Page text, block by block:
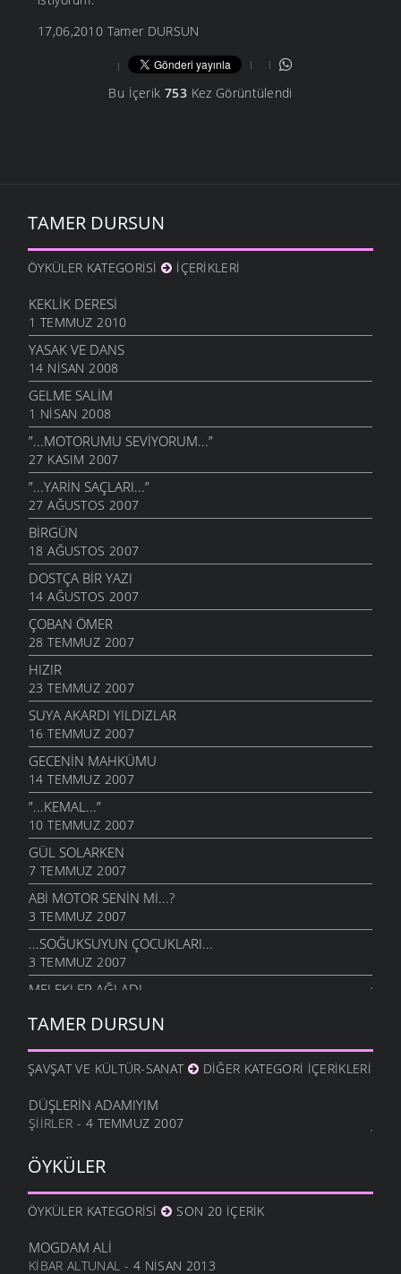
17,06,2010 Tamer DURSUN
Bu İçerik 753Kez Görüntülendi
TAMER DURSUN
ÖYKÜLER KATEGORISI İÇERIKLERI
KEKLIK DERESI
1 TEMMUZ 2010
YASAK VE DANS
14 NISAN 2008
GELME SALIM
1 NISAN 2008
”...MOTORUMU SEVIYORUM...”
27 KASIM 2007
”...YARIN SAÇLARI...”
27 AĞUSTOS 2007
BIRGÜN
18 AĞUSTOS 2007
DOSTÇA BIR YAZI
14 AĞUSTOS 2007
ÇOBAN ÖMER
28 TEMMUZ 2007
HIZIR
23 TEMMUZ 2007
SUYA AKARDI YILDIZLAR
16 TEMMUZ 2007
GECENIN MAHKÜMU
14 TEMMUZ 2007
”...KEMAL...”
10 TEMMUZ 2007
GÜL SOLARKEN
7 TEMMUZ 2007
ABI MOTOR SENIN MI...?
3 TEMMUZ 2007
...SOĞUKSUYUN ÇOCUKLARI...
3 TEMMUZ 2007
MELEKLER AĞLADI
TAMER DURSUN
ŞAVŞAT VE KÜLTÜR-SANAT DIĞER KATEGORI İÇERIKLERI
DÜŞLERIN ADAMIYIM
ŞIIRLER - 4 TEMMUZ 2007
ÖYKÜLER
ÖYKÜLER KATEGORISI SON 20 İÇERIK
MOGDAM ALI
KIBAR ALTUNAL - 4 NISAN 2013